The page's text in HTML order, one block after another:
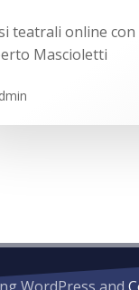
teatrali online
Mascioletti